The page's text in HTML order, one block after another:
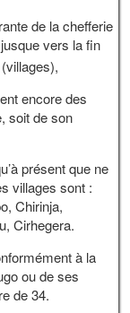
de la chefferie
vers la fin
encore des
soit de son
présent que ne
villages sont :
Chirinja,
Cirhegera.
à la
ou de ses
de 34.